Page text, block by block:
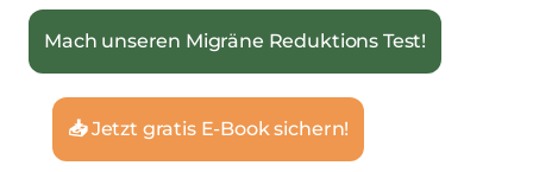
Mach unseren Migräne Reduktions Test!
📥‎‎‎‎ Jetzt gratis E-Book sichern!